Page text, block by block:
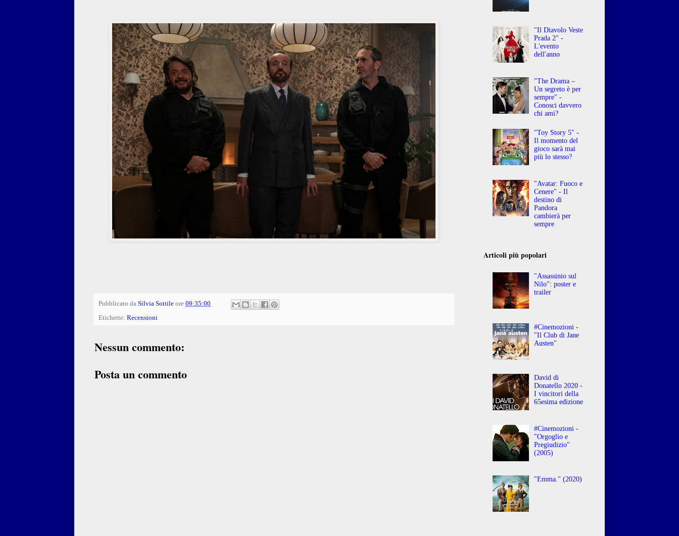
Pubblicato da Silvia Sottile ore 09:35:00
Etichette: Recensioni
Nessun commento:
Posta un commento
"Il Diavolo Veste
Prada 2" -
L'evento
dell'anno
"The Drama –
Un segreto è per
sempre" -
Conosci davvero
chi ami?
"Toy Story 5" -
Il momento del
gioco sarà mai
più lo stesso?
"Avatar: Fuoco e
Cenere" - Il
destino di
Pandora
cambierà per
sempre
Articoli più popolari
"Assassinio sul
Nilo": poster e
trailer
#Cinemozioni -
"Il Club di Jane
Austen"
David di
Donatello 2020 -
I vincitori della
65esima edizione
#Cinemozioni -
"Orgoglio e
Pregiudizio"
(2005)
"Emma." (2020)